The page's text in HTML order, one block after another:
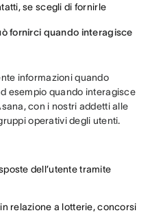
se scegli di fornirle
fornirci quando interagisce
informazioni quando
esempio quando interagisce
con i nostri addetti alle
operativi degli utenti.
dell’utente tramite
relazione a lotterie, concorsi